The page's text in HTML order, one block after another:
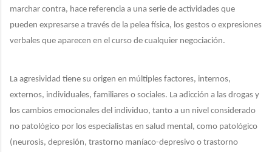
marchar contra, hace referencia a una serie de actividades que
pueden expresarse a través de la pelea física, los gestos o expresiones
verbales que aparecen en el curso de cualquier negociación.
La agresividad tiene su origen en múltiples factores, internos,
externos, individuales, familiares o sociales. La adicción a las drogas y
los cambios emocionales del individuo, tanto a un nivel considerado
no patológico por los especialistas en salud mental, como patológico
(neurosis, depresión, trastorno maníaco-depresivo o trastorno